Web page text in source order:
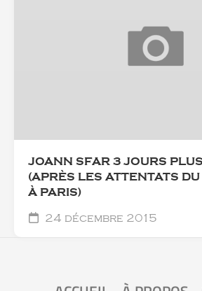
JOANN SFAR 3 JOURS
(APRÈS LES ATTENTATS
À PARIS)
24 décembre 2015